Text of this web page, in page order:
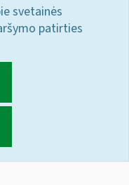
svetainės
patirties